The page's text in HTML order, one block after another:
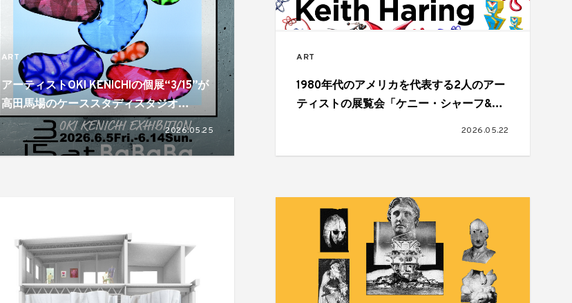
ART
アーティストOKI KENICHIの個展“3/15”が
高田馬場のケーススタディスタジオ
BaBaBaで6月5日より開催
2026.05.25
ART
1980年代のアメリカを代表する2人のアー
ティストの展覧会「ケニー・シャーフ&キ
2026.05.22